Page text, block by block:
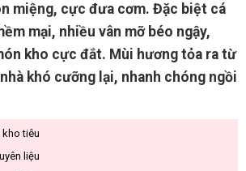
miệng, cực đưa cơm. Đặc biệt cá
mại, nhiều vân mỡ béo ngậy,
kho cực đắt. Mùi hương tỏa ra từ
khó cưỡng lại, nhanh chóng ngồi
kho tiêu
liệu